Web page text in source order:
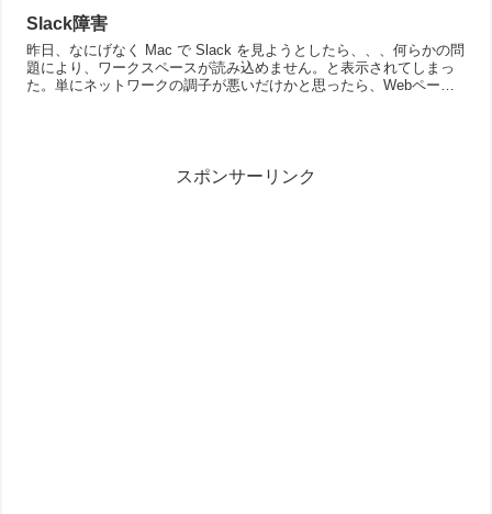
Slack障害
昨日、なにげなく Mac で Slack を見ようとしたら、、、何らかの問
題により、ワークスペースが読み込めません。と表示されてしまっ
た。単にネットワークの調子が悪いだけかと思ったら、Webページ
スポンサーリンク